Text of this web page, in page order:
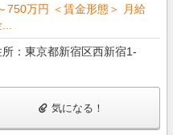
750万円 ＜賃金形態＞ 月給
：東京都新宿区西新宿1-
気になる！